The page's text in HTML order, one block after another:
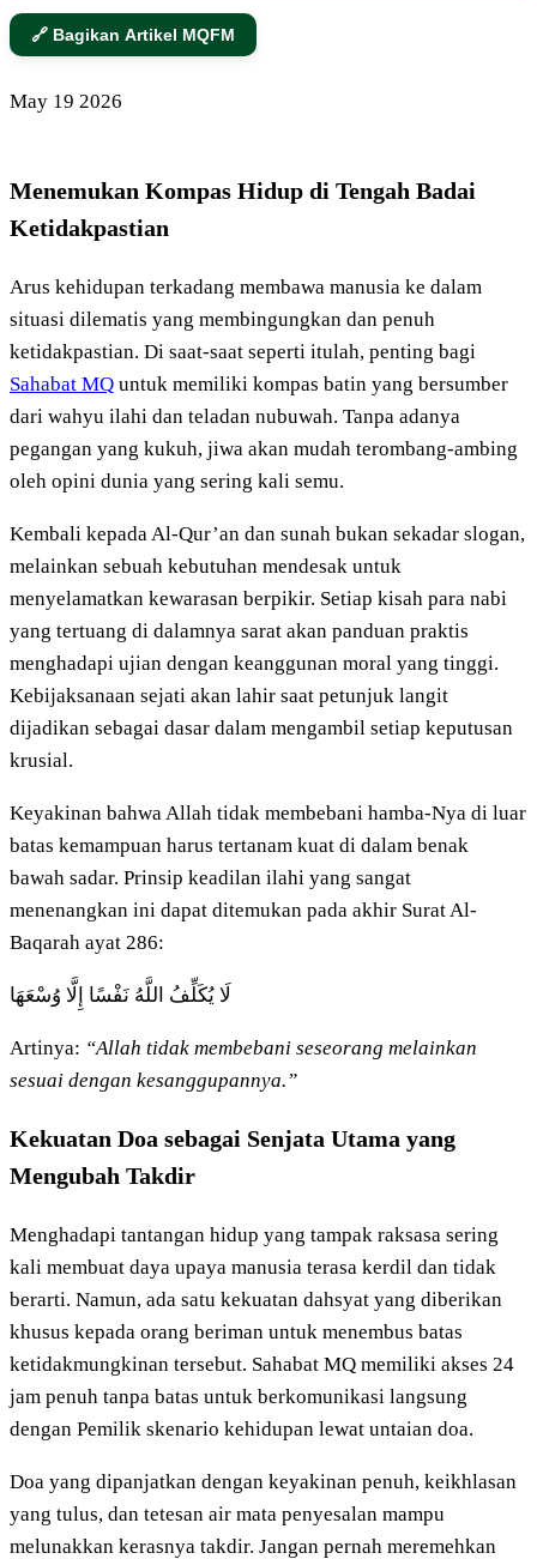
🔗 Bagikan Artikel MQFM
May 19 2026
Menemukan Kompas Hidup di Tengah Badai
Ketidakpastian
Arus kehidupan terkadang membawa manusia ke dalam
situasi dilematis yang membingungkan dan penuh
ketidakpastian. Di saat-saat seperti itulah, penting bagi
Sahabat MQ untuk memiliki kompas batin yang bersumber
dari wahyu ilahi dan teladan nubuwah. Tanpa adanya
pegangan yang kukuh, jiwa akan mudah terombang-ambing
oleh opini dunia yang sering kali semu.
Kembali kepada Al-Qur’an dan sunah bukan sekadar slogan,
melainkan sebuah kebutuhan mendesak untuk
menyelamatkan kewarasan berpikir. Setiap kisah para nabi
yang tertuang di dalamnya sarat akan panduan praktis
menghadapi ujian dengan keanggunan moral yang tinggi.
Kebijaksanaan sejati akan lahir saat petunjuk langit
dijadikan sebagai dasar dalam mengambil setiap keputusan
krusial.
Keyakinan bahwa Allah tidak membebani hamba-Nya di luar
batas kemampuan harus tertanam kuat di dalam benak
bawah sadar. Prinsip keadilan ilahi yang sangat
menenangkan ini dapat ditemukan pada akhir Surat Al-
Baqarah ayat 286:
لَا يُكَلِّفُ اللَّهُ نَفْسًا إِلَّا وُسْعَهَا
Artinya: “Allah tidak membebani seseorang melainkan
sesuai dengan kesanggupannya.”
Kekuatan Doa sebagai Senjata Utama yang
Mengubah Takdir
Menghadapi tantangan hidup yang tampak raksasa sering
kali membuat daya upaya manusia terasa kerdil dan tidak
berarti. Namun, ada satu kekuatan dahsyat yang diberikan
khusus kepada orang beriman untuk menembus batas
ketidakmungkinan tersebut. Sahabat MQ memiliki akses 24
jam penuh tanpa batas untuk berkomunikasi langsung
dengan Pemilik skenario kehidupan lewat untaian doa.
Doa yang dipanjatkan dengan keyakinan penuh, keikhlasan
yang tulus, dan tetesan air mata penyesalan mampu
melunakkan kerasnya takdir. Jangan pernah meremehkan